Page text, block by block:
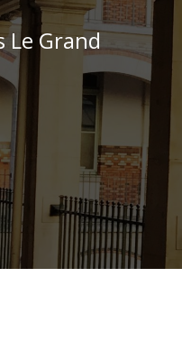
Le Grand